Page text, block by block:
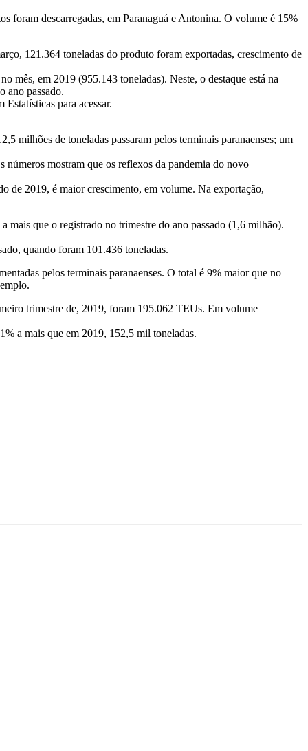
foram descarregadas, em Paranaguá e Antonina. O volume é 15%
121.364 toneladas do produto foram exportadas, crescimento de
mês, em 2019 (955.143 toneladas). Neste, o destaque está na
ano passado.
para acessar.
milhões de toneladas passaram pelos terminais paranaenses; um
números mostram que os reflexos da pandemia do novo
de 2019, é maior crescimento, em volume. Na exportação,
mais que o registrado no trimestre do ano passado (1,6 milhão).
quando foram 101.436 toneladas.
pelos terminais paranaenses. O total é 9% maior que no
trimestre de, 2019, foram 195.062 TEUs. Em volume
a mais que em 2019, 152,5 mil toneladas.